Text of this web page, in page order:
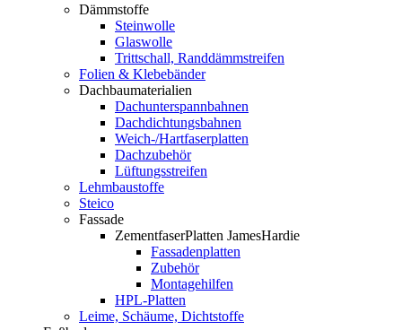
Dämmstoffe
Steinwolle
Glaswolle
Trittschall, Randdämmstreifen
Folien & Klebebänder
Dachbaumaterialien
Dachunterspannbahnen
Dachdichtungsbahnen
Weich-/Hartfaserplatten
Dachzubehör
Lüftungsstreifen
Lehmbaustoffe
Steico
Fassade
ZementfaserPlatten JamesHardie
Fassadenplatten
Zubehör
Montagehilfen
HPL-Platten
Leime, Schäume, Dichtstoffe